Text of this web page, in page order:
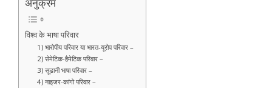
अनुक्रम
विश्व के भाषा परिवार
1) भारोपीय परिवार या भारत-यूरोप परिवार –
2) सेमेटिक-हैमेटिक परिवार –
3) सूडानी भाषा परिवार –
4) नाइजर-कांगो परिवार –